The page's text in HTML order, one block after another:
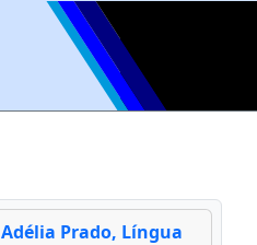
Adélia Prado, Língua